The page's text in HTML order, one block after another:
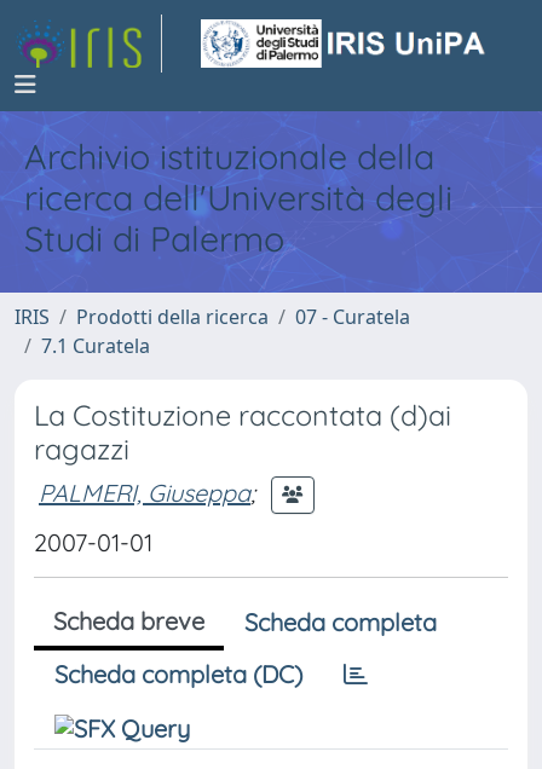
Archivio istituzionale della
ricerca dell'Università degli
Studi di Palermo
IRIS Prodotti della ricerca
07 - Curatela
7.1 Curatela
La Costituzione raccontata (d)ai
ragazzi
PALMERI, Giuseppa;
2007-01-01
Scheda breve
Scheda completa
Scheda completa (DC)